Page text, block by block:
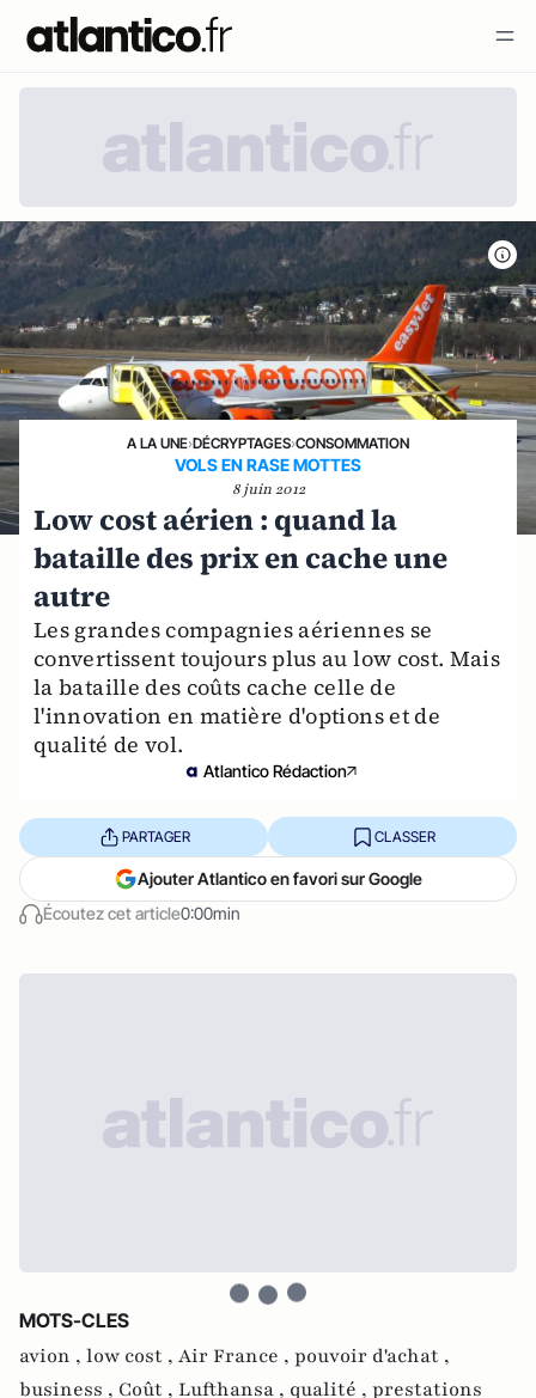
A LA UNE›DÉCRYPTAGES›CONSOMMATION
VOLS EN RASE MOTTES
8 juin 2012
Low cost aérien : quand la
bataille des prix en cache une
autre
Les grandes compagnies aériennes se
convertissent toujours plus au low cost. Mais
la bataille des coûts cache celle de
l'innovation en matière d'options et de
qualité de vol.
Atlantico Rédaction
Écoutez cet article0:00min
PARTAGER CLASSER
Ajouter Atlantico en favori sur Google
MOTS-CLES
avion , low cost , Air France , pouvoir d'achat ,
business , Coût , Lufthansa , qualité , prestations